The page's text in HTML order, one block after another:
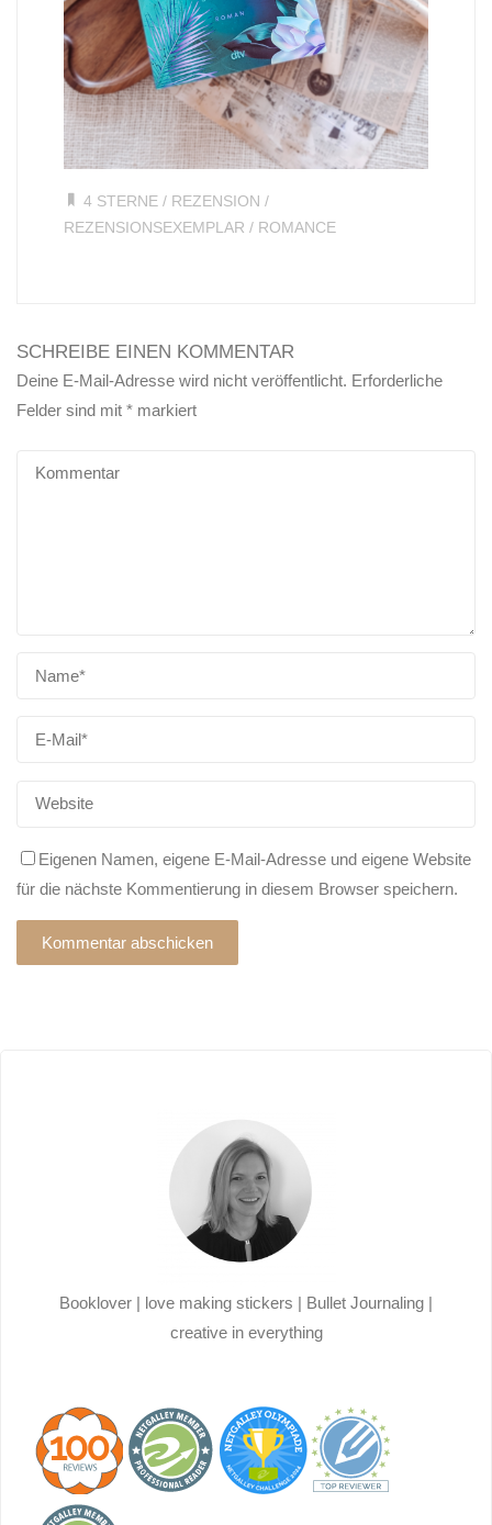
4 STERNE/ REZENSION /
REZENSIONSEXEMPLAR / ROMANCE
SCHREIBE EINEN KOMMENTAR
Deine E-Mail-Adresse wird nicht veröffentlicht. Erforderliche
Felder sind mit* markiert
Eigenen Namen, eigene E-Mail-Adresse und eigene Website
für die nächste Kommentierung in diesem Browser speichern.
Booklover | love making stickers | Bullet Journaling |
creative in everything